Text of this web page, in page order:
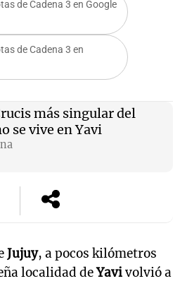
de Cadena 3 en Google
de Cadena 3 en
más singular del
se vive en Yavi
Jujuy, a pocos kilómetros
localidad deYavivolvió a